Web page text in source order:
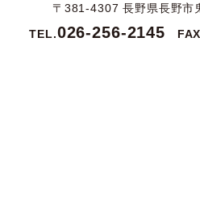
〒381-4307 長野県長野市
TEL.026-256-2145